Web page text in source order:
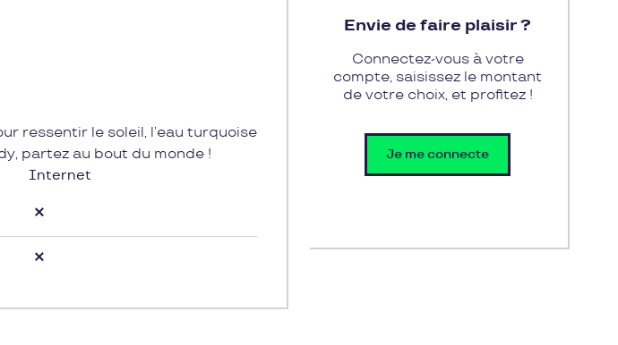
ressentir le soleil, l’eau turquoise
partez au bout du monde !
Internet
Envie de faire plaisir ?
Connectez-vous à votre
compte, saisissez le montant
de votre choix, et profitez !
Je me connecte